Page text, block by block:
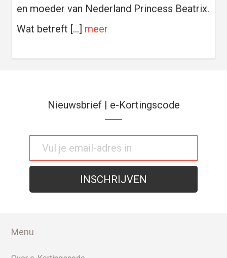
en moeder van Nederland Princess Beatrix.
Wat betreft […] meer
Nieuwsbrief | e-Kortingscode
Menu